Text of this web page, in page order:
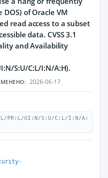
of Oracle VM
read access to a subset
data. CVSS 3.1
and Availability
S:U/C:L/I:N/A:H).
2026-06-17
PR:L/UI:N/S:U/C:L/I:N/A: